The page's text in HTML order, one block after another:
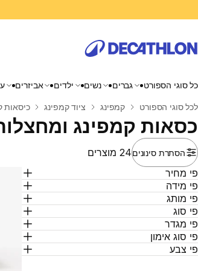
כל סוגי הספורט גברים נשים ילדים אביזרים
בית
לכל סוגי הספורט קמפינג ציוד קמפינג כיסאות
כסאות קמפינג
הסתרת סינונים24 מוצרים
מחיר
מידה
מותג
סוג
מגדר
סוג אימון
צבע